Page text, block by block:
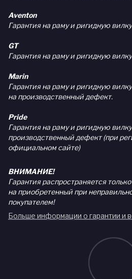
Aventon
Гарантия на раму и ригидную
GT
Гарантия на раму и ригидную
Marin
Гарантия на раму и ригидную
на производственный дефект.
Pride
Гарантия на раму и ригидную
производственный дефект (при
официальном сайте)
ВНИМАНИЕ!
Гарантия распространяется
на приобретенный при
покупателем!
Больше информации о гарантии и